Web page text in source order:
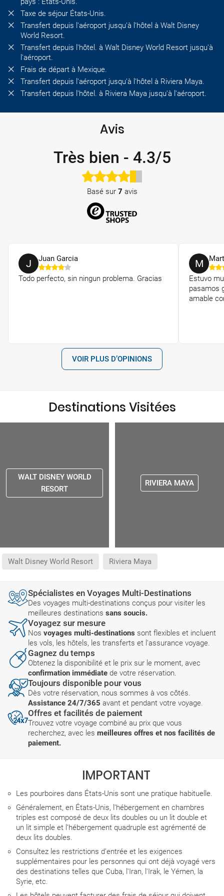
Taxe de séjour États-Unis.
Transfert depuis l'aéroport jusqu'à l'hôtel à Walt Disney
World Resort.
Transfert depuis l'hôtel. à Walt Disney World Resort jusqu'à
l'aéroport.
Frais de départ à Mexique.
Transfert depuis l'aéroport jusqu'à l'hôtel à Riviera Maya.
Transfert depuis l'hôtel. à Riviera Maya jusqu'à l'aéroport.
Avis
Très bien - 4.3/5
Basé sur 7 avis
J Juan Garcia
Todo perfecto, sin ningun problema. Gracias
M
Estuvo
pasamos
amable
VOIR PLUS D’OPINIONS
Destinations Visitées
WALT DISNEY WORLD
RESORT
RIVIERA MAYA
Walt Disney World Resort Riviera Maya
Spécialistes en Voyages Multi-Destinations
Des voyages multi-destinations conçus pour visiter les
meilleures destinations sans soucis.
Voyagez sur mesure
Nos voyages multi-destinations sont flexibles et incluent
les vols, les hôtels, les transferts et l'assurance voyage.
Gagnez du temps
Obtenez la disponibilité et le prix sur le moment, avec
confirmation immédiate de votre réservation.
Toujours disponible pour vous
Dès votre réservation, nous sommes à vos côtés.
Assistance 24/7/365 avant et pendant votre voyage.
Offres et facilités de paiement
Trouvez votre voyage combiné au prix que vous
recherchez, avec les meilleures offres et nos facilités de
paiement.
IMPORTANT
Les pourboires dans États-Unis sont une pratique habituelle.
Généralement, en États-Unis, l’hébergement en chambres
triples est composé de deux lits doubles ou un lit double et
un lit simple et l’hébergement quadruple est agrémenté de
deux lits doubles.
Consultez les restrictions d'entrée et les exigences
supplémentaires pour les personnes qui ont déjà voyagé vers
des destinations telles que Cuba, l'Iran, l'Irak, le Yémen, la
Syrie, etc.